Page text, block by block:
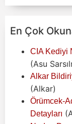
En Çok
CIA Kediyi
(Asu
Alkar
(Alkar)
Örümcek-
Detayları